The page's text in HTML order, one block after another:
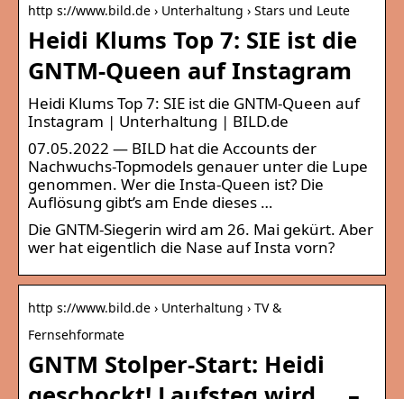
http s://www.bild.de › Unterhaltung › Stars und Leute
Heidi Klums Top 7: SIE ist die
GNTM-Queen auf Instagram
Heidi Klums Top 7: SIE ist die GNTM-Queen auf
Instagram | Unterhaltung | BILD.de
07.05.2022 — BILD hat die Accounts der
Nachwuchs-Topmodels genauer unter die Lupe
genommen. Wer die Insta-Queen ist? Die
Auflösung gibt’s am Ende dieses …
Die GNTM-Siegerin wird am 26. Mai gekürt. Aber
wer hat eigentlich die Nase auf Insta vorn?
http s://www.bild.de › Unterhaltung › TV &
Fernsehformate
GNTM Stolper-Start: Heidi